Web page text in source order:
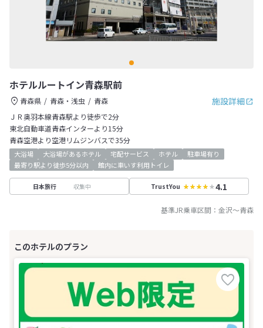
ホテルルートイン青森駅前
施設詳細
青森県 青森・浅虫
青森
ＪＲ奥羽本線青森駅より徒歩で2分
東北自動車道青森インターより15分
青森空港より空港リムジンバスで35分
大浴場 大浴場があるホテル 宅配サービス ホテル
駐車場有り
最寄り駅より徒歩5分以内
館内に車いす利用トイレ
日本旅行 収集中 TrustYou 4.1
基準JR乗車区間： 金沢～青森